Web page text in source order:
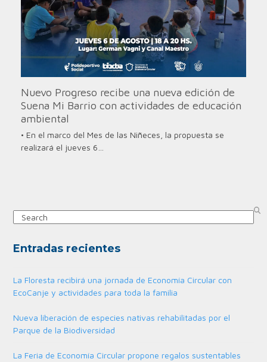
Nuevo Progreso recibe una nueva edición de
Suena Mi Barrio con actividades de educación
ambiental
• En el marco del Mes de las Niñeces, la propuesta se
realizará el jueves 6…
Search
Entradas recientes
La Floresta recibirá una jornada de Economía Circular con
EcoCanje y actividades para toda la familia
Nueva liberación de especies nativas rehabilitadas por el
Parque de la Biodiversidad
La Feria de Economía Circular propone regalos sustentables